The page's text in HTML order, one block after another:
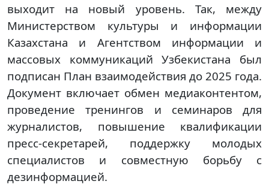
выходит на новый уровень. Так, между
Министерством культуры и информации
Казахстана и Агентством информации и
массовых коммуникаций Узбекистана был
подписан План взаимодействия до 2025 года.
Документ включает обмен медиаконтентом,
проведение тренингов и семинаров для
журналистов, повышение квалификации
пресс-секретарей, поддержку молодых
специалистов и совместную борьбу с
дезинформацией.